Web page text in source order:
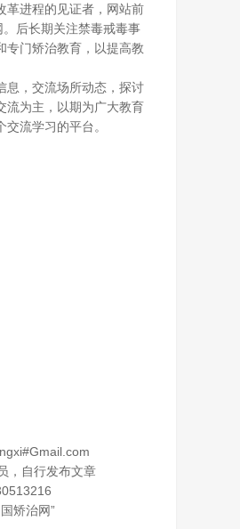
进程的见证者，网站前
。后长期关注禁毒戒毒事
专门矫治教育，以提高教
，交流场所动态，探讨
流为主，以期为广大教育
流学习的平台。
，自行发布文章
矫治网”